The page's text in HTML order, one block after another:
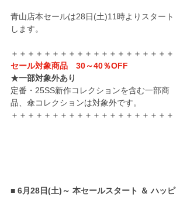
青山店本セールは28日(土)11時よりスタート
します。
＋＋＋＋＋＋＋＋＋＋＋＋＋＋＋＋＋＋＋＋
セール対象商品　30～40％OFF
★一部対象外あり
定番・25SS新作コレクションを含む一部商
品、傘コレクションは対象外です。
＋＋＋＋＋＋＋＋＋＋＋＋＋＋＋＋＋＋＋＋
■ 6月28日(土)～ 本セールスタート ＆ ハッピ